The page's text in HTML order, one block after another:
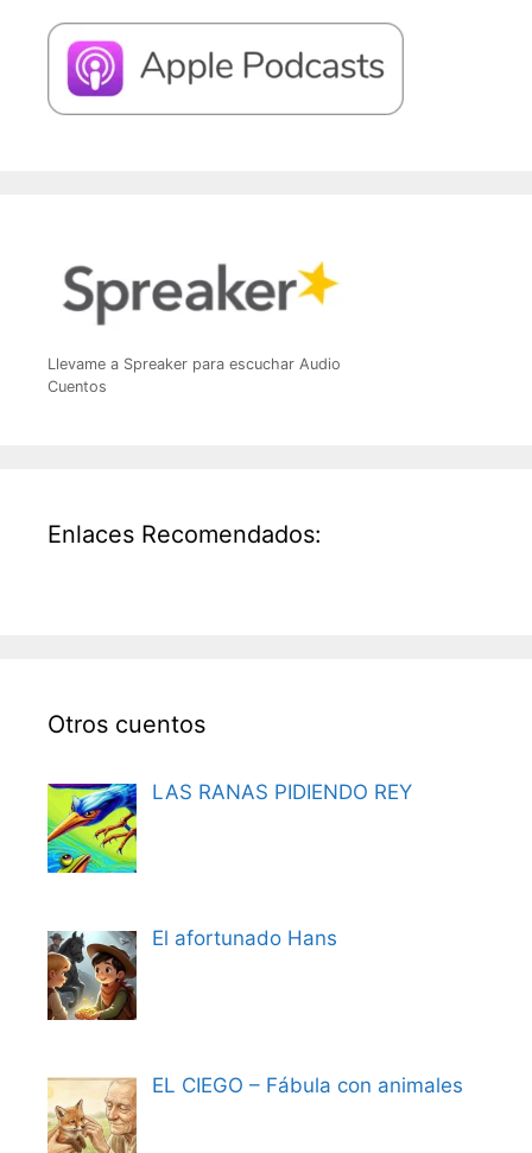
Llevame a Spreaker para escuchar Audio
Cuentos
Enlaces Recomendados:
Otros cuentos
LAS RANAS PIDIENDO REY
El afortunado Hans
EL CIEGO – Fábula con animales